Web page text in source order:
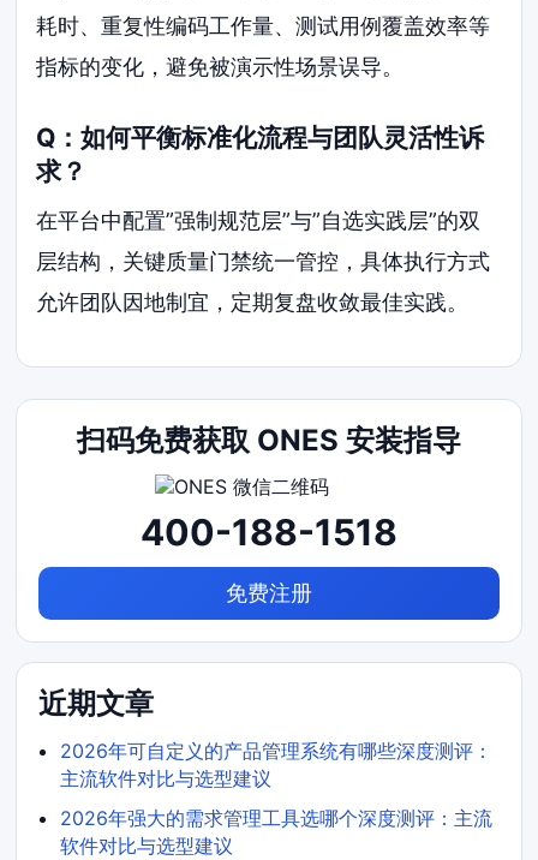
耗时、重复性编码工作量、测试用例覆盖效率等
指标的变化，避免被演示性场景误导。
Q：如何平衡标准化流程与团队灵活性诉
求？
在平台中配置”强制规范层”与”自选实践层”的双
层结构，关键质量门禁统一管控，具体执行方式
允许团队因地制宜，定期复盘收敛最佳实践。
扫码免费获取 ONES 安装指导
400-188-1518
免费注册
近期文章
2026年可自定义的产品管理系统有哪些深度测评：
主流软件对比与选型建议
2026年强大的需求管理工具选哪个深度测评：主流
软件对比与选型建议